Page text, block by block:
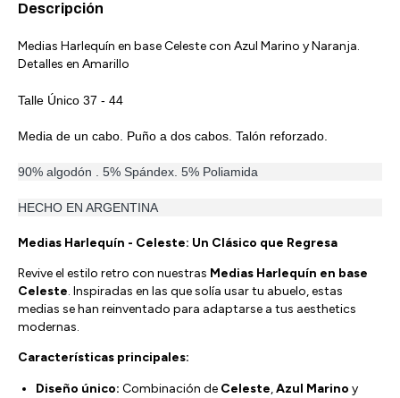
Descripción
Medias Harlequín en base Celeste con Azul Marino y Naranja.
Detalles en Amarillo
Talle Único 37 - 44
Media de un cabo. Puño a dos cabos. Talón reforzado.
90% algodón . 5% Spándex. 5% Poliamida
HECHO EN ARGENTINA
Medias Harlequín - Celeste: Un Clásico que Regresa
Revive el estilo retro con nuestras Medias Harlequín en base
Celeste. Inspiradas en las que solía usar tu abuelo, estas
medias se han reinventado para adaptarse a tus aesthetics
modernas.
Características principales:
Diseño único: Combinación de Celeste,Azul Marino y